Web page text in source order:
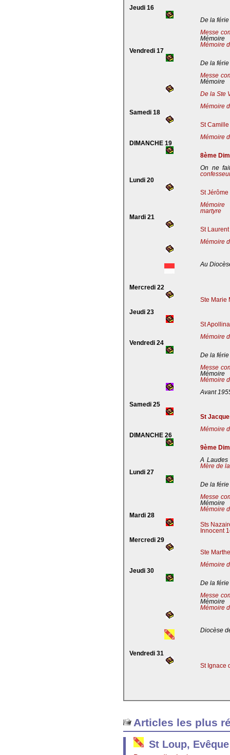
Jeudi 16
De la férie
Messe
Mémoire
Mémoire
Vendredi 17
De la férie
Messe
Mémoire
De la Ste
Mémoire
Samedi 18
St
Mémoire
DIMANCHE 19
8ème
On ne
Lundi 20
St
Mémoire
martyre
Mardi 21
St
Mémoire
Au
Mercredi 22
Ste Marie
Jeudi 23
St
Mémoire
Vendredi 24
De la férie
Messe
Mémoire
Mémoire
Avant
Samedi 25
St
Mémoire
DIMANCHE 26
9ème
A
Mère de
Lundi 27
De la férie
Messe
Mémoire
Mémoire
Mardi 28
Sts
Innocent
Mercredi 29
Ste
Mémoire
Jeudi 30
De la férie
Messe
Mémoire
Mémoire
Diocèse
Vendredi 31
St Ignace
Articles les plus
St Loup,